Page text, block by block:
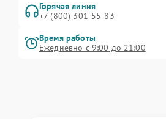
Горячая линия
+7 (800) 301-55-83
Время работы
Ежедневно с 9:00 до 21:00